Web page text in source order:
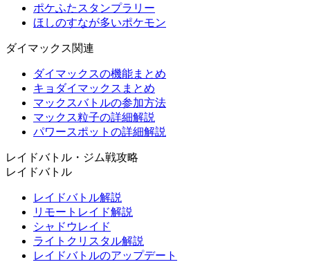
ポケふたスタンプラリー
ほしのすなが多いポケモン
ダイマックス関連
ダイマックスの機能まとめ
キョダイマックスまとめ
マックスバトルの参加方法
マックス粒子の詳細解説
パワースポットの詳細解説
レイドバトル・ジム戦攻略
レイドバトル
レイドバトル解説
リモートレイド解説
シャドウレイド
ライトクリスタル解説
レイドバトルのアップデート